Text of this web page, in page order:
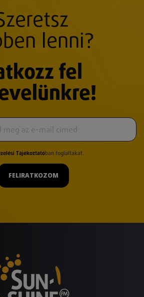
lenni?
fel
Tájékoztatóban foglaltakat.
FELIRATKOZOM